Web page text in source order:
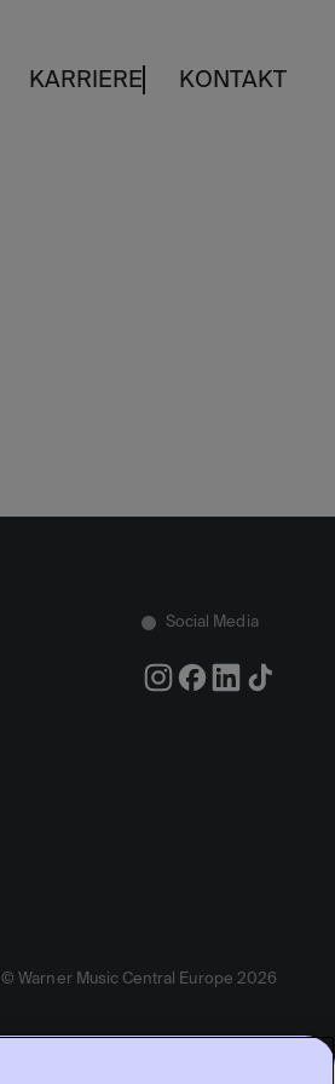
KARRIERE KONTAKT
Social Media
© Warner Music Central Europe 2026